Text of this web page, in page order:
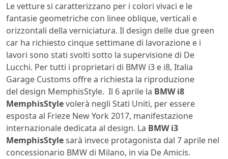
Le vetture si caratterizzano per i colori vivaci e le
fantasie geometriche con linee oblique, verticali e
orizzontali della verniciatura. Il design delle due green
car ha richiesto cinque settimane di lavorazione e i
lavori sono stati svolti sotto la supervisione di De
Lucchi. Per tutti i proprietari di BMW i3 e i8, Italia
Garage Customs offre a richiesta la riproduzione
del design MemphisStyle. Il 6 aprile la BMW i8
MemphisStylevolerà negli Stati Uniti, per essere
esposta al Frieze New York 2017, manifestazione
internazionale dedicata al design. La BMW i3
MemphisStylesarà invece protagonista dal 7 aprile nel
concessionario BMW di Milano, in via De Amicis.